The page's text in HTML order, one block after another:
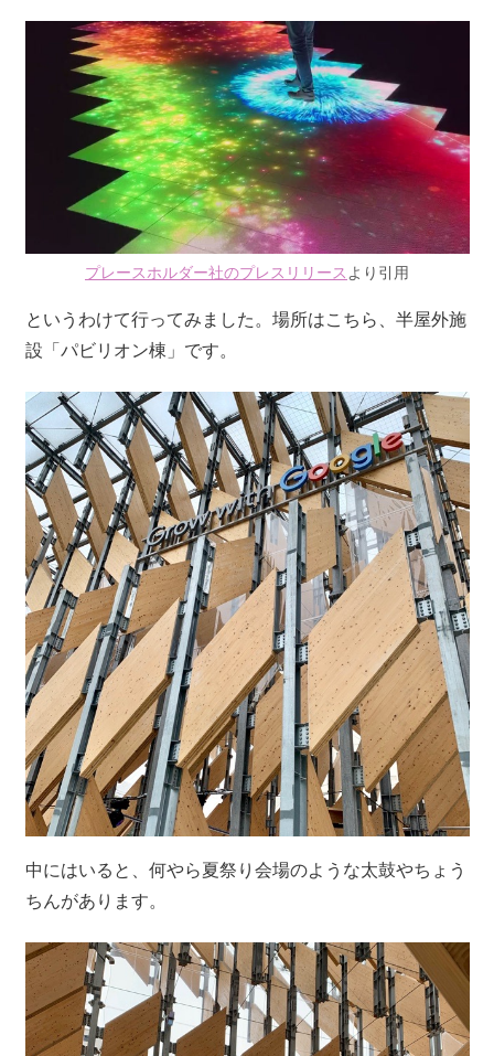
プレースホルダー社のプレスリリース より引用
というわけて行ってみました。場所はこちら、半屋外施
設「パビリオン棟」です。
中にはいると、何やら夏祭り会場のような太鼓やちょう
ちんがあります。